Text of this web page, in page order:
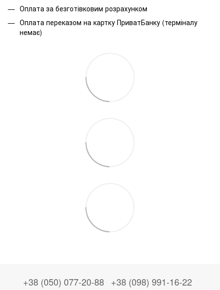
Оплата за безготівковим розрахунком
Оплата переказом на картку ПриватБанку (терміналу
немає)
+38 (050) 077-20-88 +38 (098) 991-16-22